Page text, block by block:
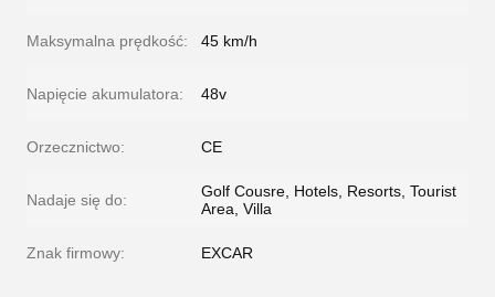
Maksymalna prędkość: 45 km/h
Napięcie akumulatora: 48v
Orzecznictwo: CE
Nadaje się do:
Golf Cousre, Hotels, Resorts, Tourist
Area, Villa
Znak firmowy: EXCAR